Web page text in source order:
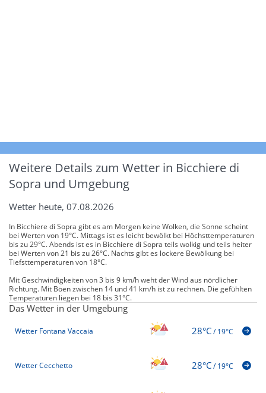
Weitere Details zum Wetter in Bicchiere di
Sopra und Umgebung
Wetter heute, 07.08.2026
In Bicchiere di Sopra gibt es am Morgen keine Wolken, die Sonne scheint
bei Werten von 19°C. Mittags ist es leicht bewölkt bei Höchsttemperaturen
bis zu 29°C. Abends ist es in Bicchiere di Sopra teils wolkig und teils heiter
bei Werten von 21 bis zu 26°C. Nachts gibt es lockere Bewölkung bei
Tiefsttemperaturen von 18°C.
Mit Geschwindigkeiten von 3 bis 9 km/h weht der Wind aus nördlicher
Richtung. Mit Böen zwischen 14 und 41 km/h ist zu rechnen. Die gefühlten
Temperaturen liegen bei 18 bis 31°C.
Das Wetter in der Umgebung
Wetter Fontana Vaccaia 28°C/19°C
Wetter Cecchetto 28°C/19°C